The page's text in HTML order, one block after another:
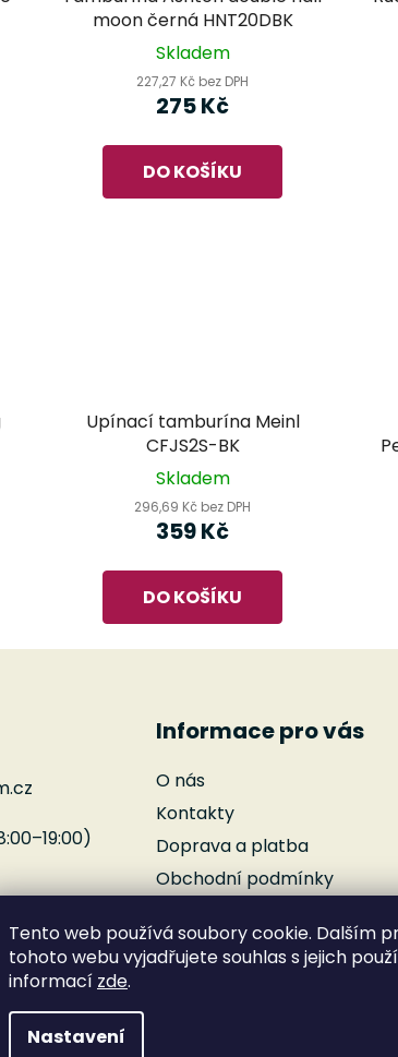
Tento web používá soubory cookie. Dalším
tohoto webu vyjadřujete souhlas s jejich
informací zde.
Nastavení
moon černá HNT20DBK
Skladem
227,27 Kč bez DPH
275 Kč
DO KOŠÍKU
Upínací tamburína Meinl
CFJS2S-BK
Skladem
296,69 Kč bez DPH
359 Kč
DO KOŠÍKU
Informace pro vás
O nás
Kontakty
Doprava a platba
Obchodní podmínky
Reklamace